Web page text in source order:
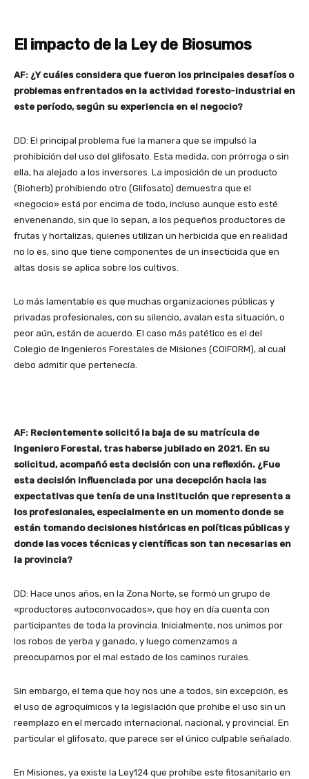
El impacto de la Ley de Biosumos
AF: ¿Y cuáles considera que fueron los principales desafíos o
problemas enfrentados en la actividad foresto-industrial en
este período, según su experiencia en el negocio?
DD: El principal problema fue la manera que se impulsó la
prohibición del uso del glifosato. Esta medida, con prórroga o sin
ella, ha alejado a los inversores. La imposición de un producto
(Bioherb) prohibiendo otro (Glifosato) demuestra que el
«negocio» está por encima de todo, incluso aunque esto esté
envenenando, sin que lo sepan, a los pequeños productores de
frutas y hortalizas, quienes utilizan un herbicida que en realidad
no lo es, sino que tiene componentes de un insecticida que en
altas dosis se aplica sobre los cultivos.
Lo más lamentable es que muchas organizaciones públicas y
privadas profesionales, con su silencio, avalan esta situación, o
peor aún, están de acuerdo. El caso más patético es el del
Colegio de Ingenieros Forestales de Misiones (COIFORM), al cual
debo admitir que pertenecía.
AF: Recientemente solicitó la baja de su matrícula de
Ingeniero Forestal, tras haberse jubilado en 2021. En su
solicitud, acompañó esta decisión con una reflexión. ¿Fue
esta decisión influenciada por una decepción hacia las
expectativas que tenía de una institución que representa a
los profesionales, especialmente en un momento donde se
están tomando decisiones históricas en políticas públicas y
donde las voces técnicas y científicas son tan necesarias en
la provincia?
DD: Hace unos años, en la Zona Norte, se formó un grupo de
«productores autoconvocados», que hoy en día cuenta con
participantes de toda la provincia. Inicialmente, nos unimos por
los robos de yerba y ganado, y luego comenzamos a
preocuparnos por el mal estado de los caminos rurales.
Sin embargo, el tema que hoy nos une a todos, sin excepción, es
el uso de agroquímicos y la legislación que prohibe el uso sin un
reemplazo en el mercado internacional, nacional, y provincial. En
particular el glifosato, que parece ser el único culpable señalado.
En Misiones, ya existe la Ley124 que prohíbe este fitosanitario en